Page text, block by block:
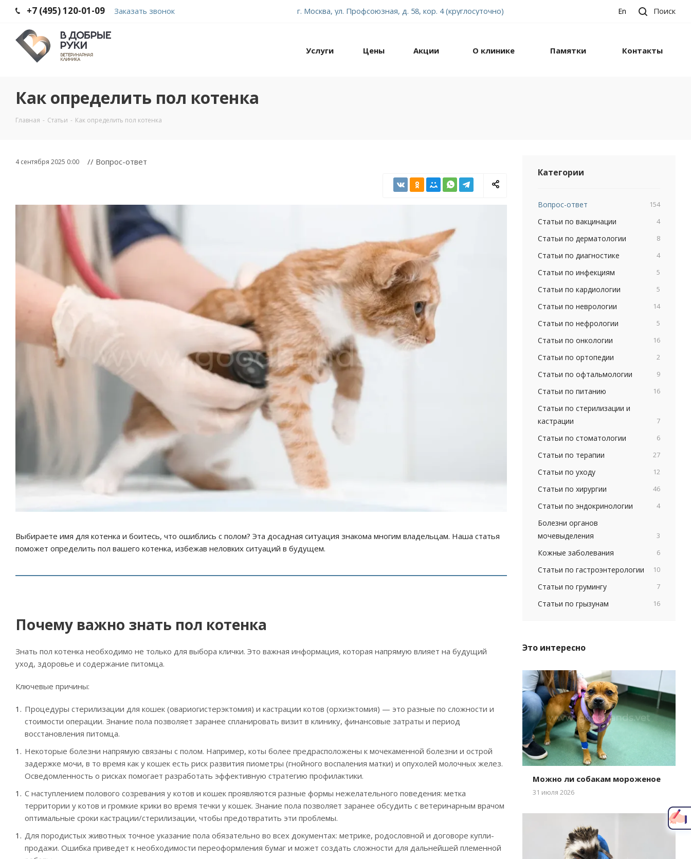
+7 (495) 120-01-09 Заказать звонок г. Москва, ул. Профсоюзная, д. 58, кор. 4 (круглосуточно) En Поиск
Услуги Цены Акции О клинике Памятки Контакты
Как определить пол котенка
Главная - Статьи - Как определить пол котенка
4 сентября 2025 0:00 // Вопрос-ответ
Выбираете имя для котенка и боитесь, что ошиблись с полом? Эта досадная ситуация знакома многим владельцам. Наша статья
поможет определить пол вашего котенка, избежав неловких ситуаций в будущем.
Почему важно знать пол котенка
Знать пол котенка необходимо не только для выбора клички. Это важная информация, которая напрямую влияет на будущий
уход, здоровье и содержание питомца.
Ключевые причины:
Процедуры стерилизации для кошек (овариогистерэктомия) и кастрации котов (орхиэктомия) — это разные по сложности и
стоимости операции. Знание пола позволяет заранее спланировать визит в клинику, финансовые затраты и период
восстановления питомца.
Некоторые болезни напрямую связаны с полом. Например, коты более предрасположены к мочекаменной болезни и острой
задержке мочи, в то время как у кошек есть риск развития пиометры (гнойного воспаления матки) и опухолей молочных желез.
Осведомленность о рисках помогает разработать эффективную стратегию профилактики.
С наступлением полового созревания у котов и кошек проявляются разные формы нежелательного поведения: метка
территории у котов и громкие крики во время течки у кошек. Знание пола позволяет заранее обсудить с ветеринарным врачом
оптимальные сроки кастрации/стерилизации, чтобы предотвратить эти проблемы.
Для породистых животных точное указание пола обязательно во всех документах: метрике, родословной и договоре купли-
продажи. Ошибка приведет к необходимости переоформления бумаг и может создать сложности для дальнейшей племенной
Категории
Вопрос-ответ 154
Статьи по вакцинации 4
Статьи по дерматологии 8
Статьи по диагностике 4
Статьи по инфекциям 5
Статьи по кардиологии 5
Статьи по неврологии 14
Статьи по нефрологии 5
Статьи по онкологии 16
Статьи по ортопедии 2
Статьи по офтальмологии 9
Статьи по питанию 16
Статьи по стерилизации и
кастрации
7
Статьи по стоматологии 6
Статьи по терапии 27
Статьи по уходу 12
Статьи по хирургии 46
Статьи по эндокринологии 4
Болезни органов
мочевыделения
3
Кожные заболевания 6
Статьи по гастроэнтерологии 10
Статьи по грумингу 7
Статьи по грызунам 16
Это интересно
Можно ли собакам мороженое
31 июля 2026 Написать главному врачу